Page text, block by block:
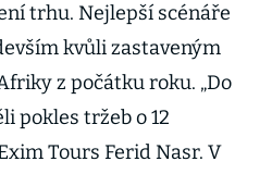
trhu. Nejlepší scénáře
kvůli zastaveným
z počátku roku. „Do
pokles tržeb o 12
Tours Ferid Nasr. V